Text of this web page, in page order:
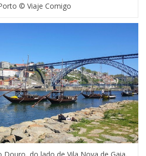
© Viaje Comigo